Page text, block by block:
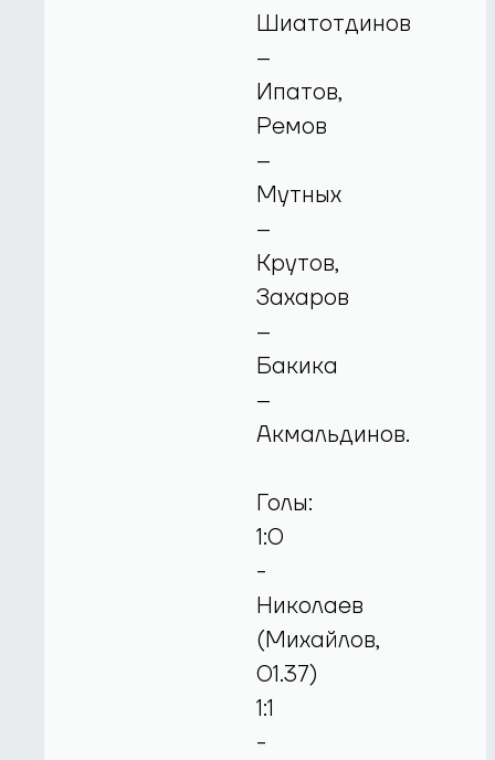
Шиатотдинов
–
Ипатов,
Ремов
–
Мутных
–
Крутов,
Захаров
–
Бакика
–
Акмальдинов.
Голы:
1:0
-
Николаев
(Михайлов,
01.37)
1:1
-